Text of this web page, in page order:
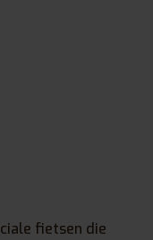
fietsen die